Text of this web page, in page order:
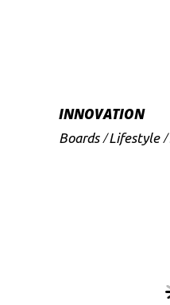
INNOVATION
Boards Lifestyle